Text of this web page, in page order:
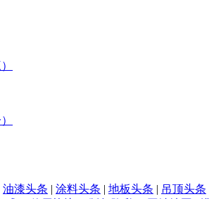
油漆头条 | 涂料头条 | 地板头条 | 吊顶头条